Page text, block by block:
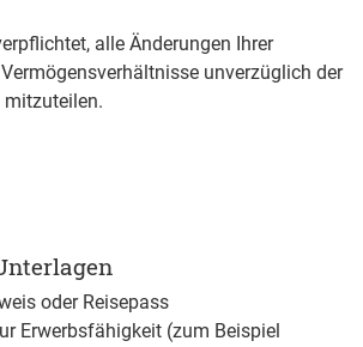
alle Änderungen Ihrer
unverzüglich der
oder Reisepass
Erwerbsfähigkeit (zum Beispiel